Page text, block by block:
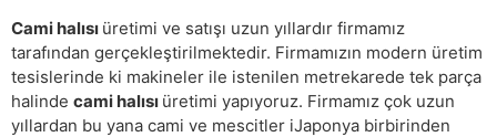
Cami halısı üretimi ve satışı uzun yıllardır firmamız
tarafından gerçekleştirilmektedir. Firmamızın modern üretim
tesislerinde ki makineler ile istenilen metrekarede tek parça
halinde cami halısı üretimi yapıyoruz. Firmamız çok uzun
yıllardan bu yana cami ve mescitler iJaponya birbirinden